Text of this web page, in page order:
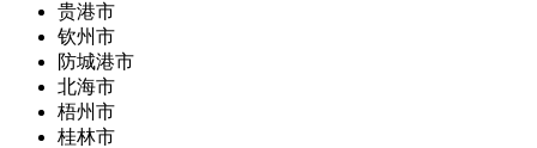
贵港市
钦州市
防城港市
北海市
梧州市
桂林市